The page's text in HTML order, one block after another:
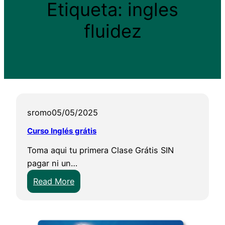
Etiqueta: ingles
fluidez
sromo05/05/2025
Curso Inglés grátis
Toma aqui tu primera Clase Grátis SIN
pagar ni un…
Read More:
C
r